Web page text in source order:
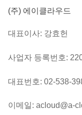
(주) 에이클라우드
대표이사: 강효헌
사업자 등록번호:
대표번호: 02-538-
이메일: acloud@a-